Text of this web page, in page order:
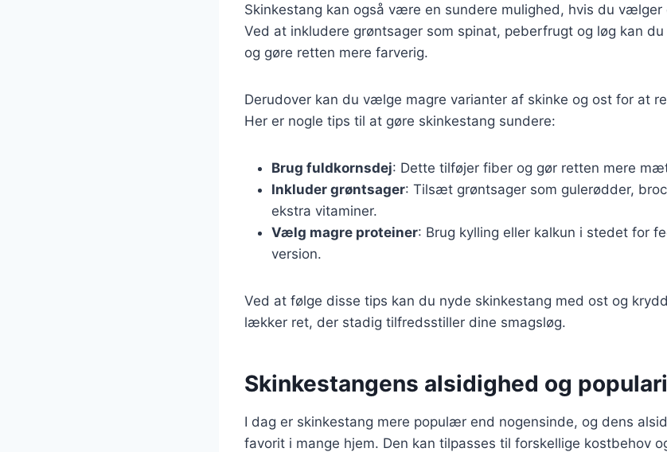
Skinkestang kan også være en sundere mulighed, hvis du vælger
Ved at inkludere grøntsager som spinat, peberfrugt og løg kan
og gøre retten mere farverig.
Derudover kan du vælge magre varianter af skinke og ost for at
Her er nogle tips til at gøre skinkestang sundere:
Brug fuldkornsdej: Dette tilføjer fiber og gør retten mere
Inkluder grøntsager: Tilsæt grøntsager som gulerødder,
ekstra vitaminer.
Vælg magre proteiner: Brug kylling eller kalkun i stedet for
version.
Ved at følge disse tips kan du nyde skinkestang med ost og
lækker ret, der stadig tilfredsstiller dine smagsløg.
Skinkestangens alsidighed og
I dag er skinkestang mere populær end nogensinde, og dens
favorit i mange hjem. Den kan tilpasses til forskellige kostbehov